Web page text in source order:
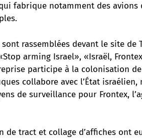
fabrique notamment des avions
rassemblées devant le site de
arming Israel», «Israël, Frontex
participe à la colonisation
collabore avec l’État israélien,
de surveillance pour Frontex,
tract et collage d’affiches ont